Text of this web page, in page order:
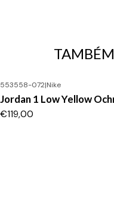
553558-072|Nike
Jordan 1 Low Yellow
€119,00